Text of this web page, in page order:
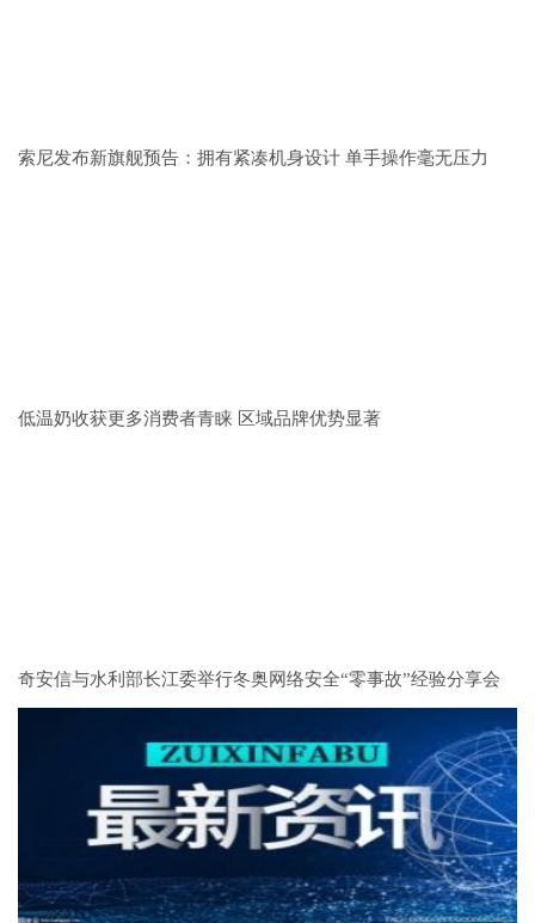
索尼发布新旗舰预告：拥有紧凑机身设计 单手操作毫无压力
低温奶收获更多消费者青睐 区域品牌优势显著
奇安信与水利部长江委举行冬奥网络安全“零事故”经验分享会